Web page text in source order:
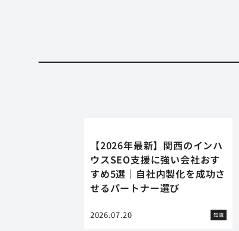
【2026年最新】関西のインハ
ウスSEO支援に強い会社おす
すめ5選｜自社内製化を成功さ
せるパートナー選び
2026.07.20 知識